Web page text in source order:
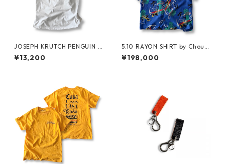
JOSEPH KRUTCH PENGUIN T
ee by Jim Morris
¥13,200
5.10 RAYON SHIRT by Chouin
ard Equipment
¥198,000